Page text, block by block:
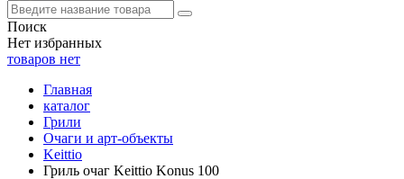
Поиск
Нет избранных
товаров нет
Главная
каталог
Грили
Очаги и арт-объекты
Keittio
Гриль очаг Keittio Konus 100